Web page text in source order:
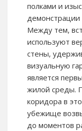
полками и
Между тем,
используют
стены,
визуальную
является
жилой среды.
коридора в
убежище
до моментов